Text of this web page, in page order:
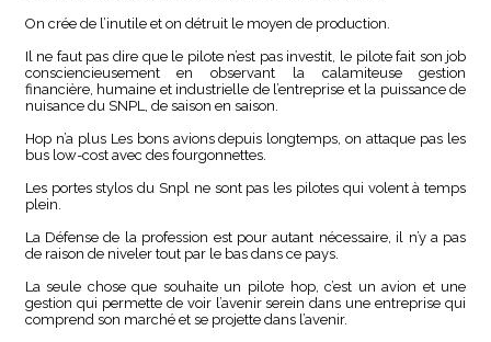
On crée de l’inutile et on détruit le moyen de production.
Il ne faut pas dire que le pilote n’est pas investit, le pilote fait son job
consciencieusement en observant la calamiteuse gestion
financière, humaine et industrielle de l’entreprise et la puissance de
nuisance du SNPL, de saison en saison.
Hop n’a plus Les bons avions depuis longtemps, on attaque pas les
bus low-cost avec des fourgonnettes.
Les portes stylos du Snpl ne sont pas les pilotes qui volent à temps
plein.
La Défense de la profession est pour autant nécessaire, il n’y a pas
de raison de niveler tout par le bas dans ce pays.
La seule chose que souhaite un pilote hop, c’est un avion et une
gestion qui permette de voir l’avenir serein dans une entreprise qui
comprend son marché et se projette dans l’avenir.